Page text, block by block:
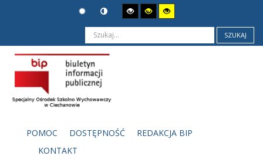
SZUKAJ
POMOC DOSTĘPNOŚĆ
REDAKCJA BIP
KONTAKT